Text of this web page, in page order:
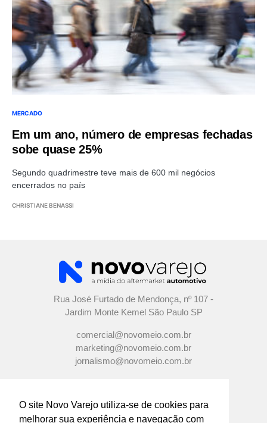
O site Novo Varejo utiliza-se de cookies para
melhorar sua experiência e navegação com
MERCADO
Em um ano, número de empresas fechadas
sobe quase 25%
Segundo quadrimestre teve mais de 600 mil negócios
encerrados no país
CHRISTIANE BENASSI
Rua José Furtado de Mendonça, nº 107 -
Jardim Monte Kemel São Paulo SP
comercial@novomeio.com.br
marketing@novomeio.com.br
jornalismo@novomeio.com.br